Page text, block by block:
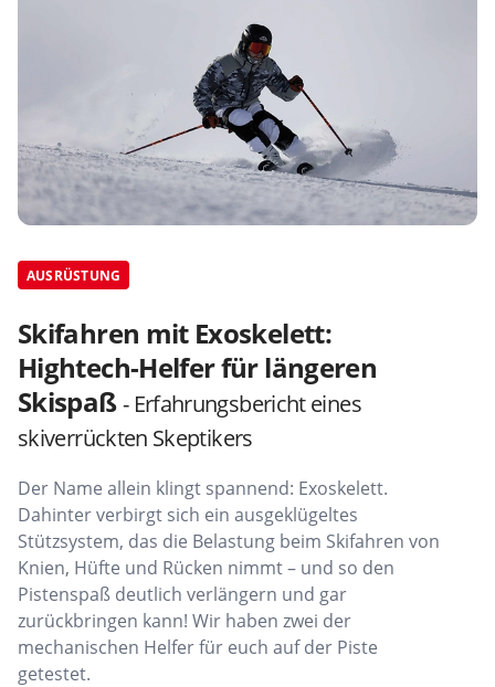
AUSRÜSTUNG
Skifahren mit Exoskelett:
Hightech-Helfer für längeren
Skispaß- Erfahrungsbericht eines
skiverrückten Skeptikers
Der Name allein klingt spannend: Exoskelett.
Dahinter verbirgt sich ein ausgeklügeltes
Stützsystem, das die Belastung beim Skifahren von
Knien, Hüfte und Rücken nimmt – und so den
Pistenspaß deutlich verlängern und gar
zurückbringen kann! Wir haben zwei der
mechanischen Helfer für euch auf der Piste
getestet.